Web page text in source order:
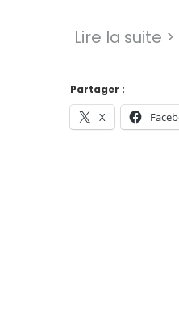
Partager :
X
Lire la suite